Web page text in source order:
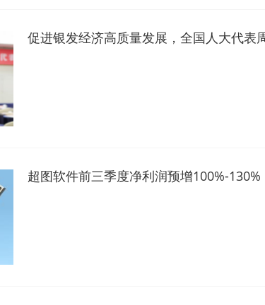
促进银发经济高质量发展，全国人大代表
超图软件前三季度净利润预增100%-130%